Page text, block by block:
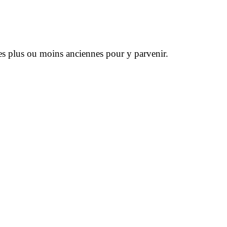
plus ou moins anciennes pour y parvenir.